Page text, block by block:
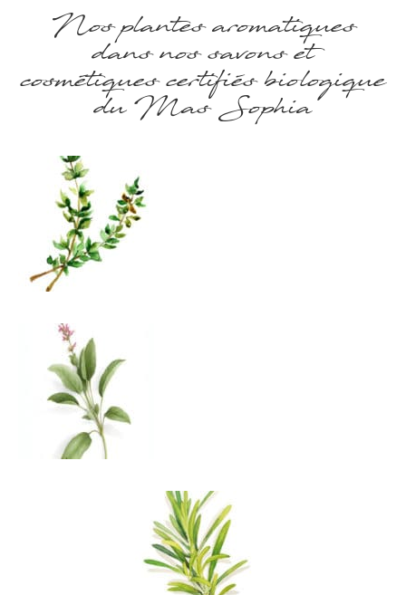
Nos plantes aromatiques
dans nos savons et
cosmétiques certifiés biologique
du Mas Sophia